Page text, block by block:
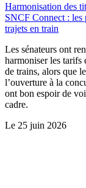
Harmonisation des
SNCF Connect : les
trajets en train
Les sénateurs ont
harmoniser les tarifs
de trains, alors que
l’ouverture à la
ont bon espoir de
cadre.
Le 25 juin 2026